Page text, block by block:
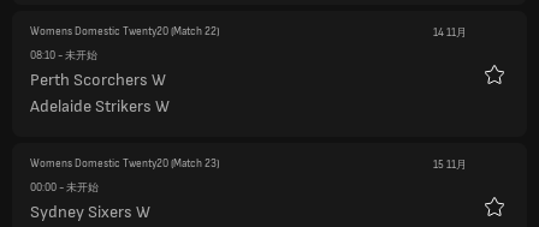
Womens Domestic Twenty20(Match 22)
14 11月
08:10- 未开始
Perth Scorchers W
Adelaide Strikers W
Womens Domestic Twenty20(Match 23)
15 11月
00:00- 未开始
Sydney Sixers W